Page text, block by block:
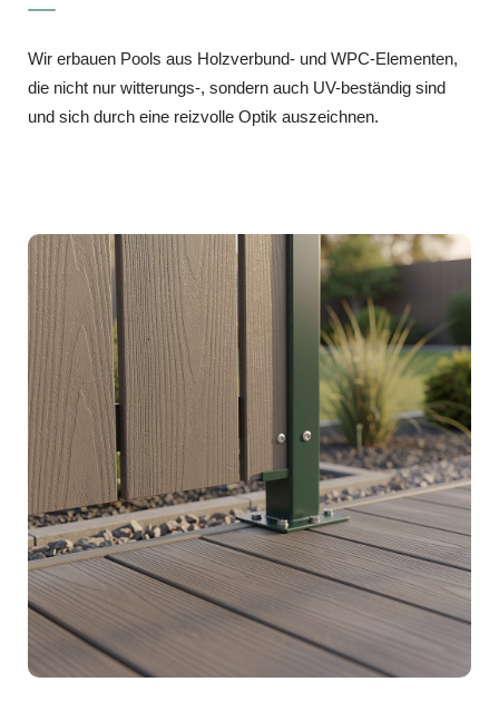
Wir erbauen Pools aus Holzverbund- und WPC-Elementen,
die nicht nur witterungs-, sondern auch UV-beständig sind
und sich durch eine reizvolle Optik auszeichnen.